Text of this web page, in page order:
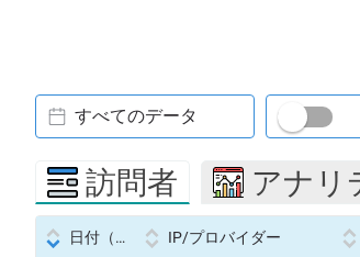
すべてのデータ
訪問者
日付（Datetime IP/プロバイダー